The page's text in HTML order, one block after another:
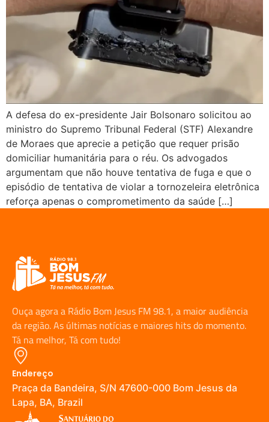
A defesa do ex-presidente Jair Bolsonaro solicitou ao
ministro do Supremo Tribunal Federal (STF) Alexandre
de Moraes que aprecie a petição que requer prisão
domiciliar humanitária para o réu. Os advogados
argumentam que não houve tentativa de fuga e que o
episódio de tentativa de violar a tornozeleira eletrônica
reforça apenas o comprometimento da saúde […]
Ouça agora a Rádio Bom Jesus FM 98.1, a maior audiência
da região. As últimas notícias e maiores hits do momento.
Tá na melhor, Tá com tudo!
Endereço
Praça da Bandeira, S/N 47600-000 Bom Jesus da
Lapa, BA, Brazil